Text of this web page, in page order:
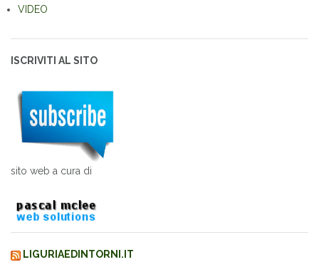
VIDEO
ISCRIVITI AL SITO
sito web a cura di
LIGURIAEDINTORNI.IT